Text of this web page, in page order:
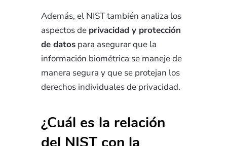
Además, el NIST también analiza los
aspectos de privacidad y protección
de datospara asegurar que la
información biométrica se maneje de
manera segura y que se protejan los
derechos individuales de privacidad.
¿Cuál es la relación